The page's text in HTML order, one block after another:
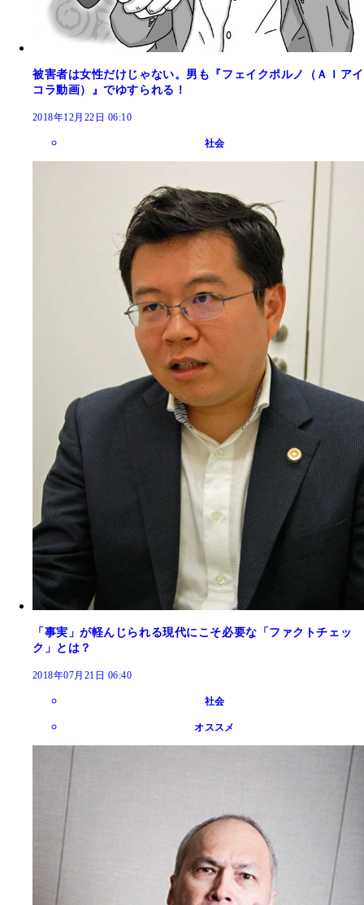
被害者は女性だけじゃない。男も『フェイクポルノ（ＡＩアイ
コラ動画）』でゆすられる！
2018年12月22日 06:10
社会
「事実」が軽んじられる現代にこそ必要な「ファクトチェッ
ク」とは？
2018年07月21日 06:40
社会
オススメ